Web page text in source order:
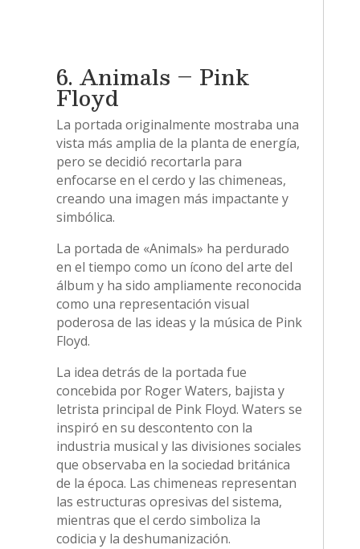
6. Animals – Pink
Floyd
La portada originalmente mostraba una
vista más amplia de la planta de energía,
pero se decidió recortarla para
enfocarse en el cerdo y las chimeneas,
creando una imagen más impactante y
simbólica.
La portada de «Animals» ha perdurado
en el tiempo como un ícono del arte del
álbum y ha sido ampliamente reconocida
como una representación visual
poderosa de las ideas y la música de Pink
Floyd.
La idea detrás de la portada fue
concebida por Roger Waters, bajista y
letrista principal de Pink Floyd. Waters se
inspiró en su descontento con la
industria musical y las divisiones sociales
que observaba en la sociedad británica
de la época. Las chimeneas representan
las estructuras opresivas del sistema,
mientras que el cerdo simboliza la
codicia y la deshumanización.